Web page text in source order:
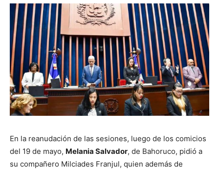
En la reanudación de las sesiones, luego de los comicios
del 19 de mayo, Melania Salvador, de Bahoruco, pidió a
su compañero Milciades Franjul, quien además de